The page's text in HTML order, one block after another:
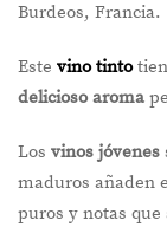
Burdeos, Francia.
Este vino tinto
delicioso aroma
Los vinos jóvenes
maduros añaden
puros y notas que